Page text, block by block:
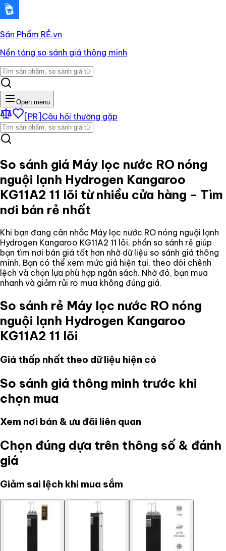
Sản Phẩm RẺ.vn
Nền tảng so sánh giá thông minh
Open menu
[PR] Câu hỏi thường gặp
So sánh giá Máy lọc nước RO nóng
nguội lạnh Hydrogen Kangaroo
KG11A2 11 lõi từ nhiều cửa hàng - Tìm
nơi bán rẻ nhất
Khi bạn đang cân nhắc Máy lọc nước RO nóng nguội lạnh
Hydrogen Kangaroo KG11A2 11 lõi, phần so sánh rẻ giúp
bạn tìm nơi bán giá tốt hơn nhờ dữ liệu so sánh giá thông
minh. Bạn có thể xem mức giá hiện tại, theo dõi chênh
lệch và chọn lựa phù hợp ngân sách. Nhờ đó, bạn mua
nhanh và giảm rủi ro mua không đúng giá.
So sánh rẻ Máy lọc nước RO nóng
nguội lạnh Hydrogen Kangaroo
KG11A2 11 lõi
Giá thấp nhất theo dữ liệu hiện có
So sánh giá thông minh trước khi
chọn mua
Xem nơi bán & ưu đãi liên quan
Chọn đúng dựa trên thông số & đánh
giá
Giảm sai lệch khi mua sắm